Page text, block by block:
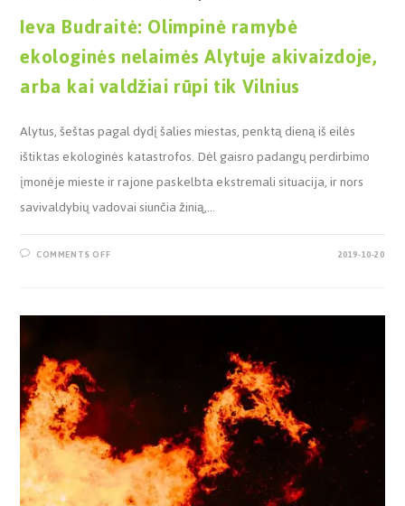
Ieva Budraitė: Olimpinė ramybė
ekologinės nelaimės Alytuje akivaizdoje,
arba kai valdžiai rūpi tik Vilnius
Alytus, šeštas pagal dydį šalies miestas, penktą dieną iš eilės
ištiktas ekologinės katastrofos. Dėl gaisro padangų perdirbimo
įmonėje mieste ir rajone paskelbta ekstremali situacija, ir nors
savivaldybių vadovai siunčia žinią,…
COMMENTS OFF 2019-10-20